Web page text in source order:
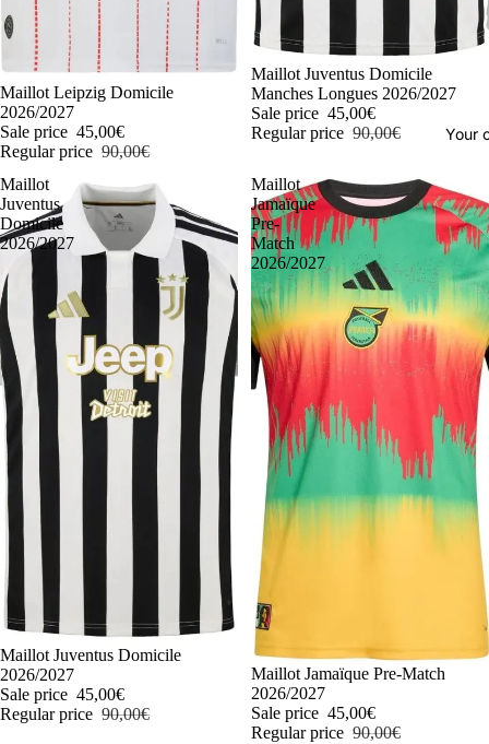
Your
-50%
Maillot Leipzig Domicile
2026/2027
Sale price 45,00€
Regular price 90,00€
-50%
Maillot Juventus Domicile
Manches Longues 2026/2027
Sale price 45,00€
Regular price 90,00€
Maillot
Juventus
Domicile
2026/2027
-50%
Maillot Juventus Domicile
2026/2027
Sale price 45,00€
Regular price 90,00€
Maillot
Jamaïque
Pre-
Match
2026/2027
-50%
Maillot Jamaïque Pre-Match
2026/2027
Sale price 45,00€
Regular price 90,00€